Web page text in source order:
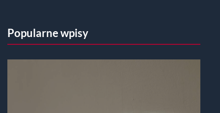
Popularne wpisy